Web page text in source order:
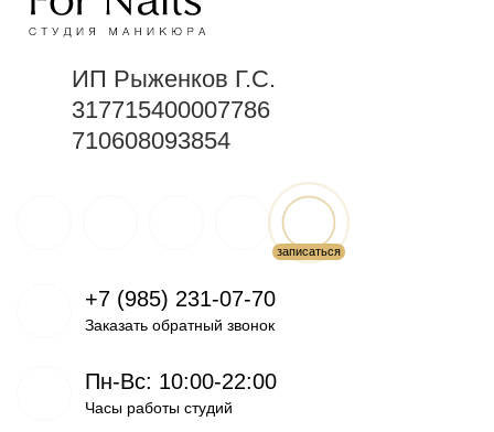
ИП Рыженков Г.С.
317715400007786
710608093854
+7 (985) 231-07-70
Заказать обратный звонок
Пн-Вс: 10:00-22:00
Часы работы студий